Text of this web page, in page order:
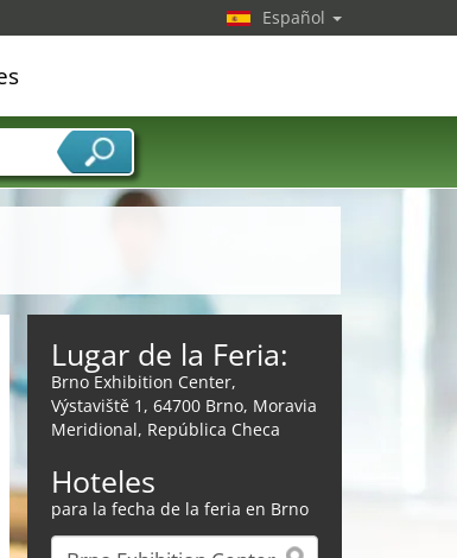
Lugar de la Feria:
Brno Exhibition Center,
Výstaviště 1, 64700 Brno, Moravia
Meridional, República Checa
Hoteles
para la fecha de la feria en Brno
Español